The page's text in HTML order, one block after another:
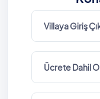
Villaya Giriş
Ücrete Dahil